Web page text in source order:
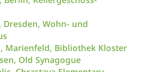
Dresden, Wohn- und
Marienfeld, Bibliothek Kloster
Old Synagogue